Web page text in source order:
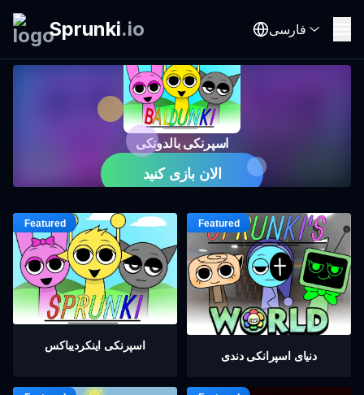
Sprunki.io فارسی
اسپرنکی بالدونکی
الان بازی کنید
اسپرنکی اینکردیباکس
دنیای اسپرانکی دندی